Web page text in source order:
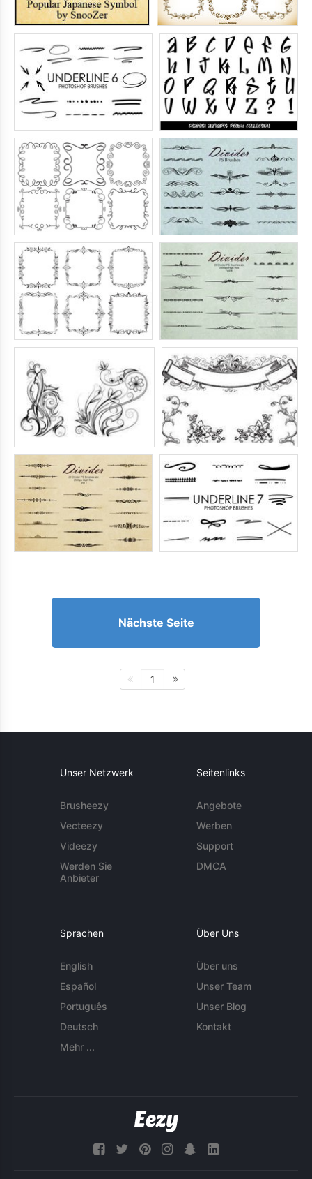
Nächste Seite
1
Unser Netzwerk
Brusheezy
Vecteezy
Videezy
Werden Sie
Anbieter
Seitenlinks
Angebote
Werben
Support
DMCA
Sprachen
English
Español
Português
Deutsch
Mehr ...
Über Uns
Über uns
Unser Team
Unser Blog
Kontakt